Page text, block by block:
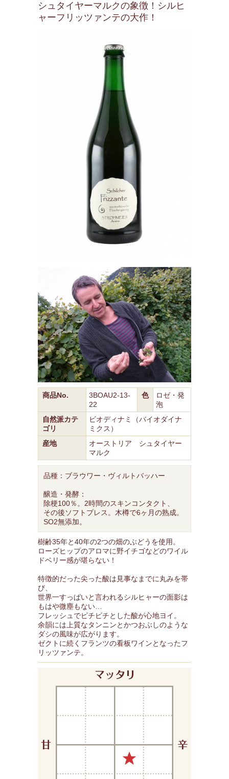
シュタイヤーマルクの象徴！シルヒ
ャーフリッツァンテの大作！
商品No.
3BOAU2-13-
22
色
ロゼ・発
泡
自然派カテ
ゴリ
ビオディナミ（バイオダイナ
ミクス）
産地
オーストリア シュタイヤー
マルク
品種：ブラウワー・ヴィルトバッハー
醸造・発酵：
除梗100％。2時間のスキンコンタクト、
その後ソフトプレス。木樽で6ヶ月の熟成。
SO2無添加。
樹齢35年と40年の2つの畑のぶどうを使用。
ローズヒップのアロマに野イチゴなどのワイル
ドベリー感が堪らない！
特徴的だった尖った酸は見事なまでに丸みを帯
び、
世界一すっぱいと言われるシルヒャーの面影は
もはや微塵もない…
フレッシュでピチピチとした酸が心地ヨイ。
余韻には上質なタンニンとかつおぶしのような
ダシの風味が広がります。
ゼクトに続くフランツの看板ワインとなったフ
リッツァンテ。